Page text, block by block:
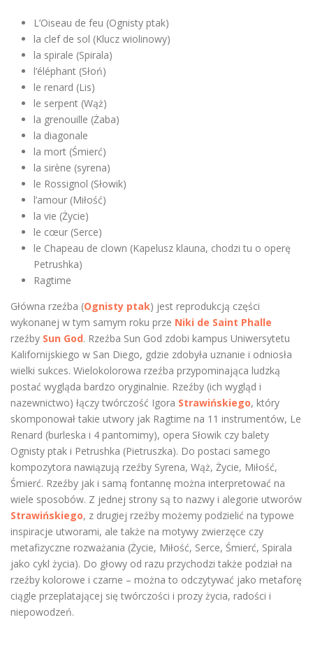
L’Oiseau de feu (Ognisty ptak)
la clef de sol (Klucz wiolinowy)
la spirale (Spirala)
l’éléphant (Słoń)
le renard (Lis)
le serpent (Wąż)
la grenouille (Żaba)
la diagonale
la mort (Śmierć)
la sirène (syrena)
le Rossignol (Słowik)
l’amour (Miłość)
la vie (Życie)
le cœur (Serce)
le Chapeau de clown (Kapelusz klauna, chodzi tu o operę
Petrushka)
Ragtime
Główna rzeźba (Ognisty ptak) jest reprodukcją części
wykonanej w tym samym roku prze Niki de Saint Phalle
rzeźby Sun God. Rzeźba Sun God zdobi kampus Uniwersytetu
Kalifornijskiego w San Diego, gdzie zdobyła uznanie i odniosła
wielki sukces. Wielokolorowa rzeźba przypominająca ludzką
postać wygląda bardzo oryginalnie. Rzeźby (ich wygląd i
nazewnictwo) łączy twórczość Igora Strawińskiego, który
skomponował takie utwory jak Ragtime na 11 instrumentów, Le
Renard (burleska i 4 pantomimy), opera Słowik czy balety
Ognisty ptak i Petrushka (Pietruszka). Do postaci samego
kompozytora nawiązują rzeźby Syrena, Wąż, Życie, Miłość,
Śmierć. Rzeźby jak i samą fontannę można interpretować na
wiele sposobów. Z jednej strony są to nazwy i alegorie utworów
Strawińskiego, z drugiej rzeźby możemy podzielić na typowe
inspiracje utworami, ale także na motywy zwierzęce czy
metafizyczne rozważania (Życie, Miłość, Serce, Śmierć, Spirala
jako cykl życia). Do głowy od razu przychodzi także podział na
rzeźby kolorowe i czarne – można to odczytywać jako metaforę
ciągle przeplatającej się twórczości i prozy życia, radości i
niepowodzeń.